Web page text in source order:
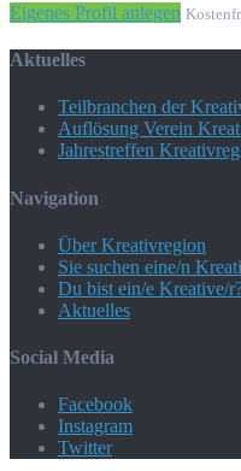
Eigenes Profil anlegen
Aktuelles
Teilbranchen der
Auflösung Verein
Jahrestreffen
Navigation
Über Kreativregion
Sie suchen eine/n
Du bist ein/e Kreative/
Aktuelles
Social Media
Facebook
Instagram
Twitter